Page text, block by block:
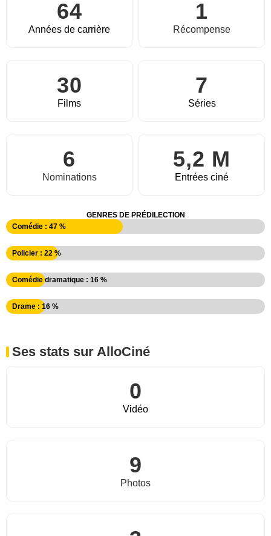
64
Années de carrière
1
Récompense
30
Films
7
Séries
6
Nominations
5,2 M
Entrées ciné
GENRES DE PRÉDILECTION
Comédie : 47 %
Policier : 22 %
Comédie dramatique : 16 %
Drame : 16 %
Ses stats sur AlloCiné
0
Vidéo
9
Photos